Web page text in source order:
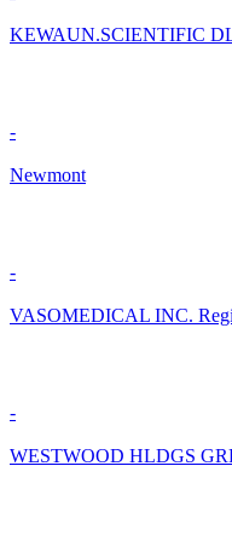
KEWAUN.SCIENTIFIC
-
Newmont
-
VASOMEDICAL INC.
-
WESTWOOD HLDGS